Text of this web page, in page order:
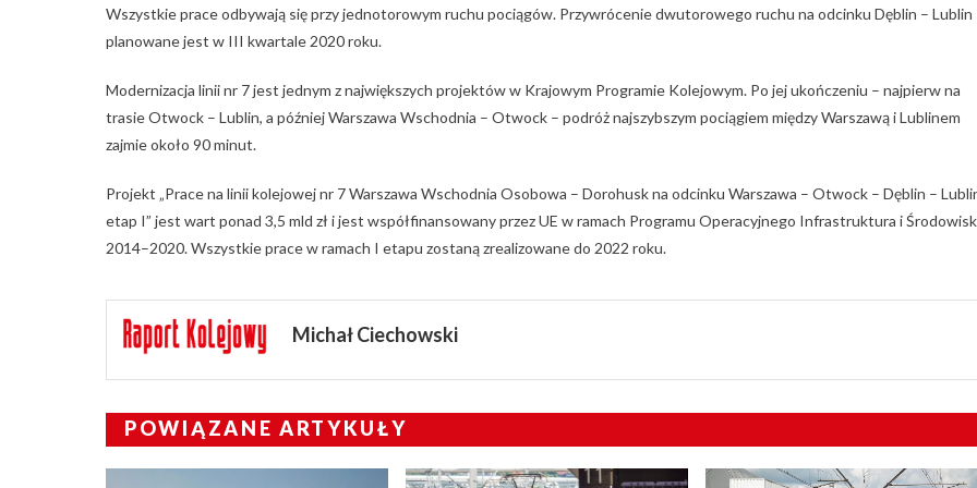
Wszystkie prace odbywają się przy jednotorowym ruchu pociągów. Przywrócenie dwutorowego ruchu na odcinku Dęblin – Lublin
planowane jest w III kwartale 2020 roku.
Modernizacja linii nr 7 jest jednym z największych projektów w Krajowym Programie Kolejowym. Po jej ukończeniu – najpierw na
trasie Otwock – Lublin, a później Warszawa Wschodnia – Otwock – podróż najszybszym pociągiem między Warszawą i Lublinem
zajmie około 90 minut.
Projekt „Prace na linii kolejowej nr 7 Warszawa Wschodnia Osobowa – Dorohusk na odcinku Warszawa – Otwock – Dęblin –
etap I” jest wart ponad 3,5 mld zł i jest współfinansowany przez UE w ramach Programu Operacyjnego Infrastruktura i
2014–2020. Wszystkie prace w ramach I etapu zostaną zrealizowane do 2022 roku.
Michał Ciechowski
POWIĄZANE ARTYKUŁY